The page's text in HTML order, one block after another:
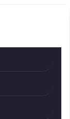
mică
spațiu